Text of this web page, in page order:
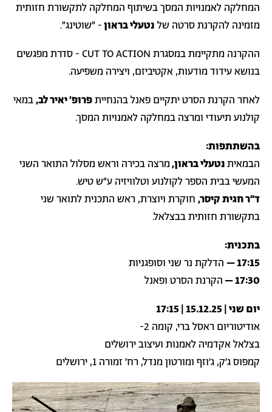
המחלקה לאמנויות המסך בשיתוף המחלקה לתקשורת חזותית
מזמינה להקרנת סרטה של נטעלי בראון- ״שוטינג״.
ההקרנה מתקיימת במסגרת CUT TO ACTION - סדרת מפגשים
בנושא עידוד מודעות, אקטיביזם, ויצירה משפיעה.
לאחר הקרנת הסרט יתקיים פאנל בהנחייתפרופ׳ יאיר לב,במאי
קולנוע תיעודי ומרצה במחלקה לאמנויות המסך.
בהשתתפות:
הבמאיתנטעלי בראון,מרצה בכירה וראש מסלול התואר השני
המעשי בבית הספר לקולנוע וטלוויזיה ע״ש טיש.
ד״ר חגית קיסר, חוקרת ויוצרת, ראש התכנית לתואר שני
בתקשורת חזותית בבצלאל.
בתכנית:
17:15 –
הדלקת נר שני וסופגניות
17:30 –
הקרנת הסרט ופאנל
יום שני | 15.12.25 | 17:15
אודיטוריום ראסל ברי, קומה 2-
בצלאל אקדמיה לאמנות ועיצוב ירושלים
קמפוס ג׳ק, ג׳וזף ומורטון מנדל, רח׳ זמורה 1, ירושלים
תמונה